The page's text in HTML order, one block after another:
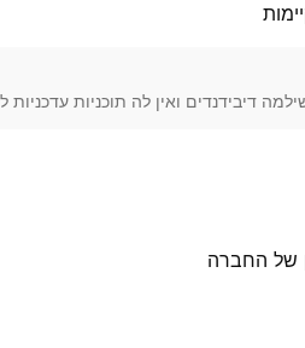
של החברה